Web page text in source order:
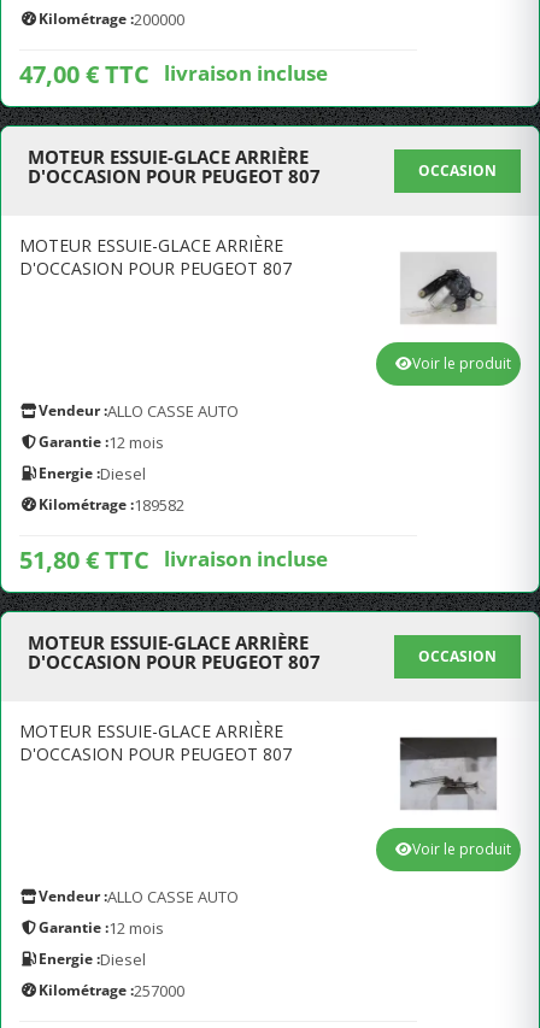
Kilométrage :200000
47,00 € TTC livraison incluse
MOTEUR ESSUIE-GLACE ARRIÈRE
D'OCCASION POUR PEUGEOT 807
OCCASION
MOTEUR ESSUIE-GLACE ARRIÈRE
D'OCCASION POUR PEUGEOT 807
Vendeur :ALLO CASSE AUTO
Garantie :12 mois
Energie :Diesel
Kilométrage :189582
51,80 € TTC livraison incluse
Voir le produit
MOTEUR ESSUIE-GLACE ARRIÈRE
D'OCCASION POUR PEUGEOT 807
OCCASION
MOTEUR ESSUIE-GLACE ARRIÈRE
D'OCCASION POUR PEUGEOT 807
Vendeur :ALLO CASSE AUTO
Garantie :12 mois
Energie :Diesel
Kilométrage :257000
Voir le produit